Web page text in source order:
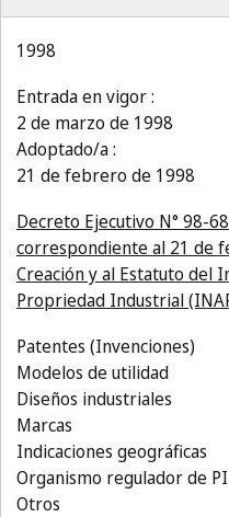
1998
Entrada en vigor :
2 de marzo de 1998
Adoptado/a :
21 de febrero de 1998
Decreto Ejecutivo N° 98-
correspondiente al 21 de
Creación y al Estatuto del
Propriedad Industrial
Patentes (Invenciones)
Modelos de utilidad
Diseños industriales
Marcas
Indicaciones geográficas
Organismo regulador de PI
Otros